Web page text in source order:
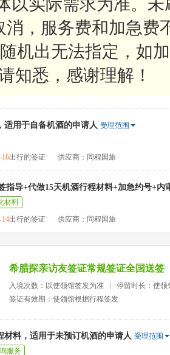
以实际需求为准。
消，服务费和加急费
机出无法指定，如
知悉，感谢理解！
适用于自备机酒的申请人 受理范围
16出行的签证 供应商：同程国旅
指导+代做15天机酒行程材料+加急约号+内
材料
14出行的签证 供应商：同程国旅
希腊探亲访友签证常规签证全国送签
入境次数：以使领馆签发为准
停留时长：使领
签证有效期：使领馆根据行程签发
材料，适用于未预订机酒的申请人 受理范围
服务